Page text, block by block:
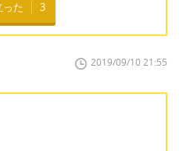
った 3
2019/09/10 21:55